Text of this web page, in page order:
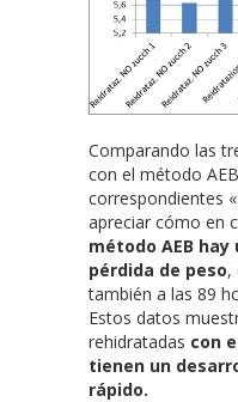
Comparando las
con el método
correspondientes
apreciar cómo en
método AEB
pérdida de peso,
también a las 89
Estos datos
rehidratadas con
tienen un
rápido.